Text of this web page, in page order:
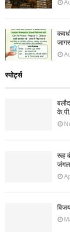
स्पोर्ट्स
रूह
जंगल